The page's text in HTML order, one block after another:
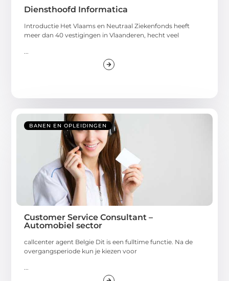
Diensthoofd Informatica
Introductie Het Vlaams en Neutraal Ziekenfonds heeft
meer dan 40 vestigingen in Vlaanderen, hecht veel
BANEN EN OPLEIDINGEN
Customer Service Consultant –
Automobiel sector
callcenter agent Belgie Dit is een fulltime functie. Na de
overgangsperiode kun je kiezen voor
...